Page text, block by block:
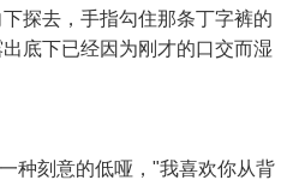
探去，手指勾住那条丁字裤的
底下已经因为刚才的口交而湿
种刻意的低哑，"我喜欢你从背